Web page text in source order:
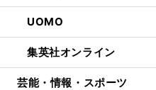
UOMO
集英社オンライン
芸能・情報・スポーツ